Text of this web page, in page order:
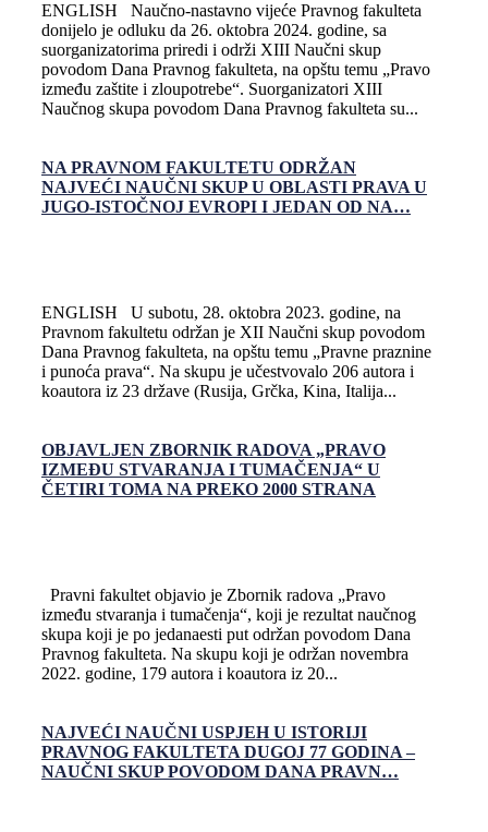
ENGLISH Naučno-nastavno vijeće Pravnog fakulteta
donijelo je odluku da 26. oktobra 2024. godine, sa
suorganizatorima priredi i održi XIII Naučni skup
povodom Dana Pravnog fakulteta, na opštu temu „Pravo
između zaštite i zloupotrebe“. Suorganizatori XIII
Naučnog skupa povodom Dana Pravnog fakulteta su...
NA PRAVNOM FAKULTETU ODRŽAN
NAJVEĆI NAUČNI SKUP U OBLASTI PRAVA U
JUGO-ISTOČNOJ EVROPI I JEDAN OD NA…
ENGLISH U subotu, 28. oktobra 2023. godine, na
Pravnom fakultetu održan je XII Naučni skup povodom
Dana Pravnog fakulteta, na opštu temu „Pravne praznine
i punoća prava“. Na skupu je učestvovalo 206 autora i
koautora iz 23 države (Rusija, Grčka, Kina, Italija...
OBJAVLJEN ZBORNIK RADOVA „PRAVO
IZMEĐU STVARANJA I TUMAČENJA“ U
ČETIRI TOMA NA PREKO 2000 STRANA
Pravni fakultet objavio je Zbornik radova „Pravo
između stvaranja i tumačenja“, koji je rezultat naučnog
skupa koji je po jedanaesti put održan povodom Dana
Pravnog fakulteta. Na skupu koji je održan novembra
2022. godine, 179 autora i koautora iz 20...
NAJVEĆI NAUČNI USPJEH U ISTORIJI
PRAVNOG FAKULTETA DUGOJ 77 GODINA –
NAUČNI SKUP POVODOM DANA PRAVN…